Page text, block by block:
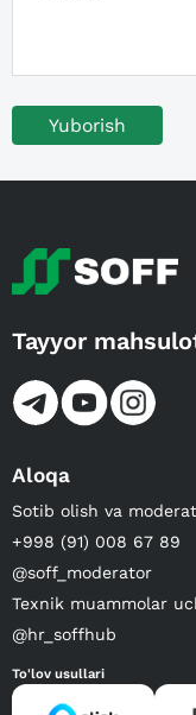
Yuborish
Tayyor
Aloqa
Sotib olish va
+998 (91) 008 67 89
@soff_moderator
Texnik muammolar
@hr_soffhub
To'lov usullari